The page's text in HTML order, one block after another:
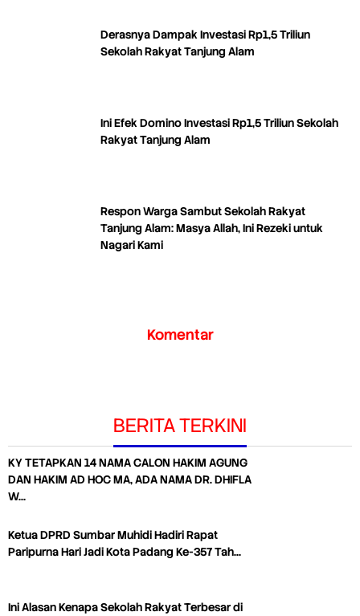
Derasnya Dampak Investasi Rp1,5 Triliun
Sekolah Rakyat Tanjung Alam
Ini Efek Domino Investasi Rp1,5 Triliun Sekolah
Rakyat Tanjung Alam
Respon Warga Sambut Sekolah Rakyat
Tanjung Alam: Masya Allah, Ini Rezeki untuk
Nagari Kami
Komentar
BERITA TERKINI
KY TETAPKAN 14 NAMA CALON HAKIM AGUNG
DAN HAKIM AD HOC MA, ADA NAMA DR. DHIFLA
W…
Ketua DPRD Sumbar Muhidi Hadiri Rapat
Paripurna Hari Jadi Kota Padang Ke-357 Tah…
Ini Alasan Kenapa Sekolah Rakyat Terbesar di